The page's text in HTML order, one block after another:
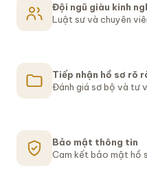
LUẬT SƯ TRANH TỤNG
PHÁP CHẾ DOANH NGHIỆP
Đội ngũ giàu kinh
Luật sư và chuyên
Tiếp nhận hồ sơ rõ
Đánh giá sơ bộ và tư
Bảo mật thông tin
Cam kết bảo mật hồ